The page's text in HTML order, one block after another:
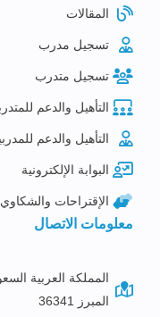
المقالات
تسجيل مدرب
تسجيل متدرب
التأهيل والدعم
التأهيل والدعم
البوابة الإلكترونية
الإقتراحات والشكاوي
معلومات الاتصال
المملكة العربية
المبرز 36341